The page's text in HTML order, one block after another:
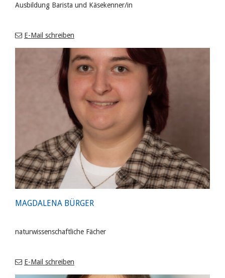
Ausbildung Barista und Käsekenner/in
E-Mail schreiben
MAGDALENA BÜRGER
naturwissenschaftliche Fächer
E-Mail schreiben